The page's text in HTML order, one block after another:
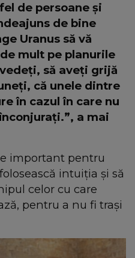
de persoane și
de bine
Uranus să vă
mult pe planurile
să aveți grijă
că unele dintre
în cazul în care nu
a mai
important pentru
intuiția și să
celor cu care
pentru a nu fi trași